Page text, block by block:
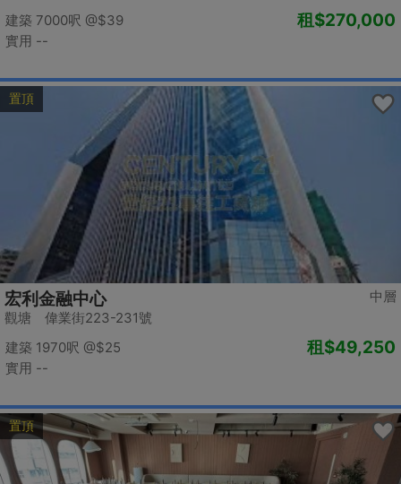
建築 7000呎 @$39
實用 --
租$270,000
置頂
中層
宏利金融中心
觀塘 偉業街223-231號
建築 1970呎 @$25
實用 --
租$49,250
置頂